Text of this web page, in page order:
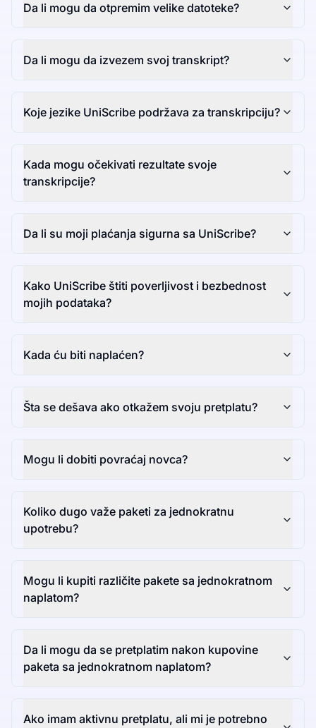
Da li mogu da otpremim velike datoteke?
Da li mogu da izvezem svoj transkript?
Koje jezike UniScribe podržava za transkripciju?
Kada mogu očekivati rezultate svoje
transkripcije?
Da li su moji plaćanja sigurna sa UniScribe?
Kako UniScribe štiti poverljivost i bezbednost
mojih podataka?
Kada ću biti naplaćen?
Šta se dešava ako otkažem svoju pretplatu?
Mogu li dobiti povraćaj novca?
Koliko dugo važe paketi za jednokratnu
upotrebu?
Mogu li kupiti različite pakete sa jednokratnom
naplatom?
Da li mogu da se pretplatim nakon kupovine
paketa sa jednokratnom naplatom?
Ako imam aktivnu pretplatu, ali mi je potrebno